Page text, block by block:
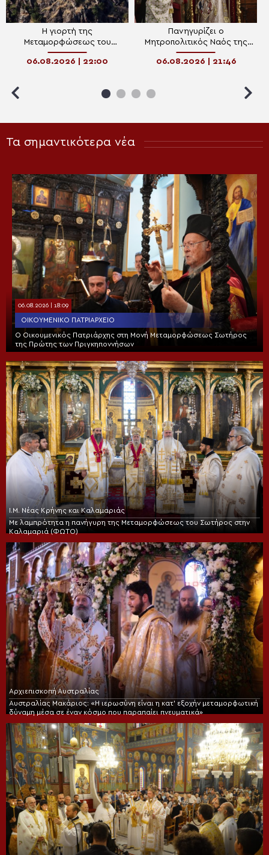
Η γιορτή της
Μεταμορφώσεως του
Σωτήρος στον ιερό βράχο
της Πρασινάδας Δράμας
06.08.2026 | 22:00
Πανηγυρίζει ο
Μητροπολιτικός Ναός της
Μεταμορφώσεως του
Σωτήρος στην Ερμούπολη
06.08.2026 | 21:46
Τα σημαντικότερα νέα
06.08.2026 | 18:09
ΟΙΚΟΥΜΕΝΙΚΌ ΠΑΤΡΙΑΡΧΕΊΟ
Ο Οικουμενικός Πατριάρχης στη Μονή Μεταμορφώσεως Σωτήρος
της Πρώτης των Πριγκηποννήσων
Ι.Μ. Νέας Κρήνης και Καλαμαριάς
Με λαμπρότητα η πανήγυρη της Μεταμορφώσεως του Σωτήρος στην
Καλαμαριά (ΦΩΤΟ)
Αρχιεπισκοπή Αυστραλίας
Αυστραλίας Μακάριος: «Η ιερωσύνη είναι η κατ’ εξοχήν μεταμορφωτική
δύναμη μέσα σε έναν κόσμο που παραπαίει πνευματικά»